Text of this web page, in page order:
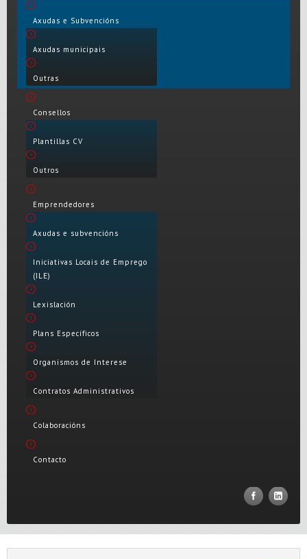
Axudas e Subvencións
Axudas municipais
Outras
Consellos
Plantillas CV
Outros
Emprendedores
Axudas e subvencións
Iniciativas Locais de Emprego
(ILE)
Lexislación
Plans Específicos
Organismos de Interese
Contratos Administrativos
Colaboracións
Contacto